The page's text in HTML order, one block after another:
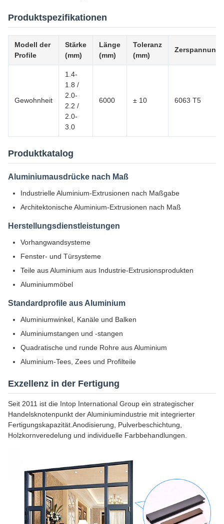
Produktspezifikationen
Modell der
Profile
Stärke
(mm)
Länge
(mm)
Toleranz
(mm)
Zerspannung
Gewohnheit
1.4-
1.8 /
2.0-
2.2 /
2.0-
3.0
6000 ± 10 6063 T5
Produktkatalog
Aluminiumausdrücke nach Maß
Industrielle Aluminium-Extrusionen nach Maßgabe
Architektonische Aluminium-Extrusionen nach Maß
Herstellungsdienstleistungen
Vorhangwandsysteme
Fenster- und Türsysteme
Teile aus Aluminium aus Industrie-Extrusionsprodukten
Aluminiummöbel
Standardprofile aus Aluminium
Aluminiumwinkel, Kanäle und Balken
Aluminiumstangen und -stangen
Quadratische und runde Rohre aus Aluminium
Aluminium-Tees, Zees und Profilteile
Exzellenz in der Fertigung
Seit 2011 ist die Intop International Group ein strategischer
Handelsknotenpunkt der Aluminiumindustrie mit integrierter
Fertigungskapazität.Anodisierung, Pulverbeschichtung,
Holzkornveredelung und individuelle Farbbehandlungen.